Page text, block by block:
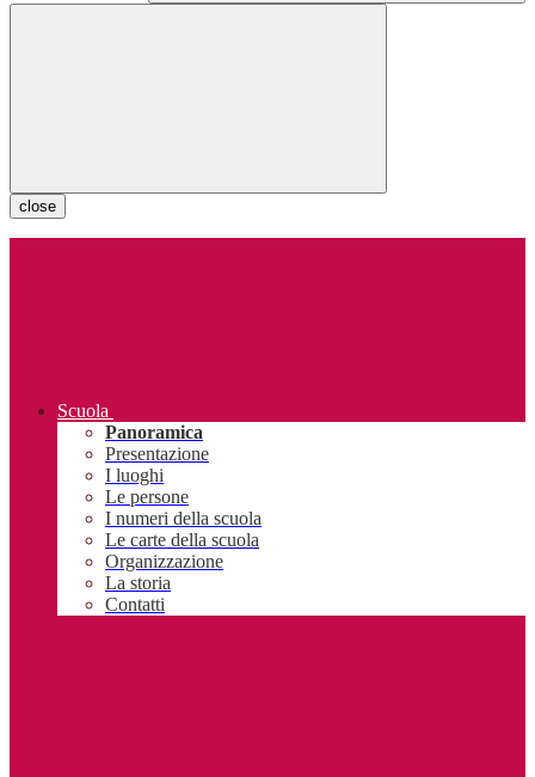
close
Scuola
Panoramica
Presentazione
I luoghi
Le persone
I numeri della scuola
Le carte della scuola
Organizzazione
La storia
Contatti